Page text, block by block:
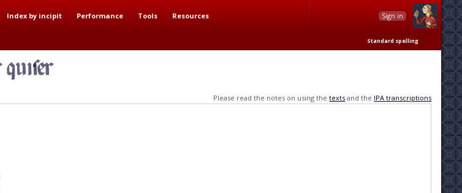
Index by incipit Performance Tools Resources Sign in
Standard spelling
Please read the notes on using thetexts and the IPA transcriptions